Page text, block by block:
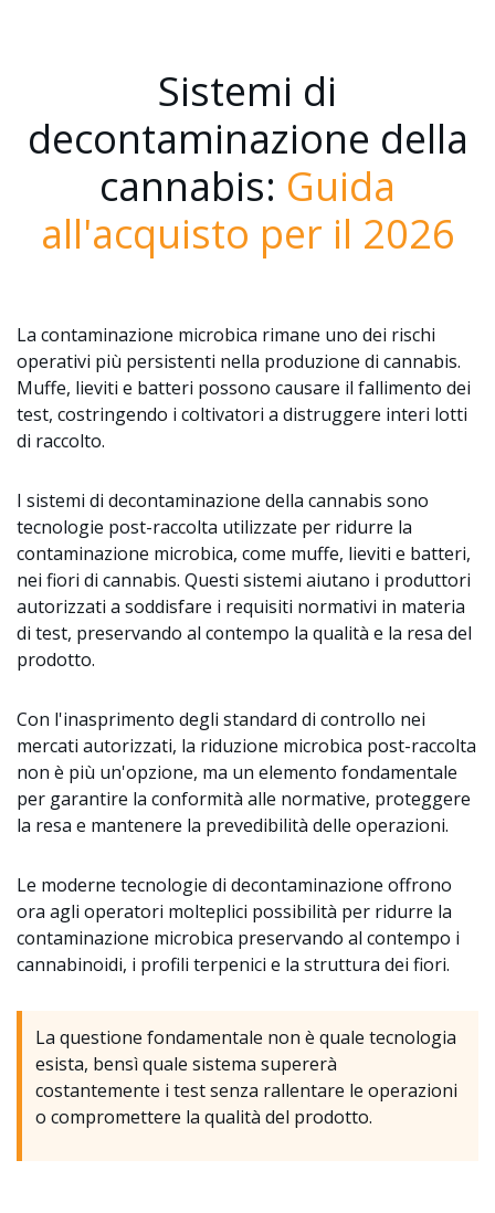
Sistemi di
decontaminazione della
cannabis: Guida
all'acquisto per il 2026
La contaminazione microbica rimane uno dei rischi
operativi più persistenti nella produzione di cannabis.
Muffe, lieviti e batteri possono causare il fallimento dei
test, costringendo i coltivatori a distruggere interi lotti
di raccolto.
I sistemi di decontaminazione della cannabis sono
tecnologie post-raccolta utilizzate per ridurre la
contaminazione microbica, come muffe, lieviti e batteri,
nei fiori di cannabis. Questi sistemi aiutano i produttori
autorizzati a soddisfare i requisiti normativi in materia
di test, preservando al contempo la qualità e la resa del
prodotto.
Con l'inasprimento degli standard di controllo nei
mercati autorizzati, la riduzione microbica post-raccolta
non è più un'opzione, ma un elemento fondamentale
per garantire la conformità alle normative, proteggere
la resa e mantenere la prevedibilità delle operazioni.
Le moderne tecnologie di decontaminazione offrono
ora agli operatori molteplici possibilità per ridurre la
contaminazione microbica preservando al contempo i
cannabinoidi, i profili terpenici e la struttura dei fiori.
La questione fondamentale non è quale tecnologia
esista, bensì quale sistema supererà
costantemente i test senza rallentare le operazioni
o compromettere la qualità del prodotto.